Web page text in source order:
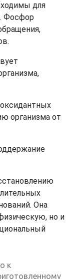
для
Фосфор
организма от
Она
но и
к